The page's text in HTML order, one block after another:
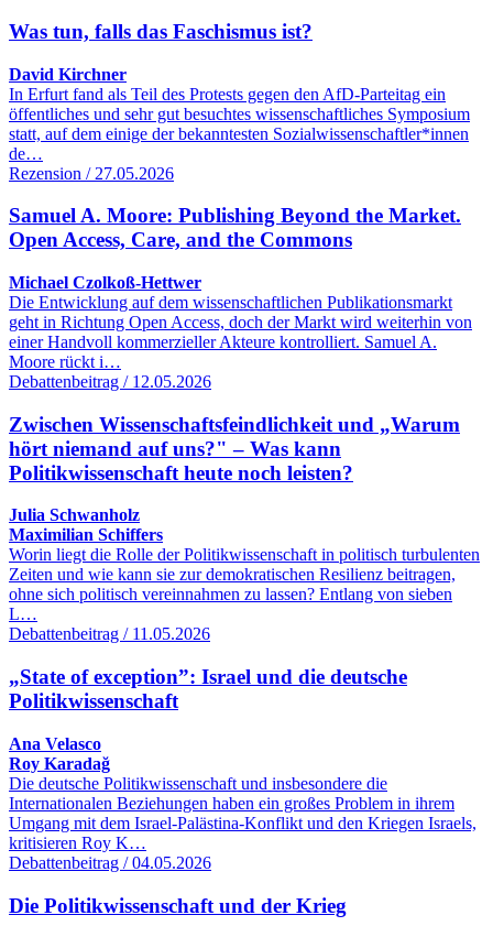
Was tun, falls das Faschismus ist?
David Kirchner
In Erfurt fand als Teil des Protests gegen den AfD-Parteitag ein
öffentliches und sehr gut besuchtes wissenschaftliches Symposium
statt, auf dem einige der bekanntesten Sozialwissenschaftler*innen
de…
Rezension / 27.05.2026
Samuel A. Moore: Publishing Beyond the Market.
Open Access, Care, and the Commons
Michael Czolkoß-Hettwer
Die Entwicklung auf dem wissenschaftlichen Publikationsmarkt
geht in Richtung Open Access, doch der Markt wird weiterhin von
einer Handvoll kommerzieller Akteure kontrolliert. Samuel A.
Moore rückt i…
Debattenbeitrag / 12.05.2026
Zwischen Wissenschaftsfeindlichkeit und „Warum
hört niemand auf uns?" – Was kann
Politikwissenschaft heute noch leisten?
Julia Schwanholz
Maximilian Schiffers
Worin liegt die Rolle der Politikwissenschaft in politisch turbulenten
Zeiten und wie kann sie zur demokratischen Resilienz beitragen,
ohne sich politisch vereinnahmen zu lassen? Entlang von sieben
L…
Debattenbeitrag / 11.05.2026
„State of exception”: Israel und die deutsche
Politikwissenschaft
Ana Velasco
Roy Karadağ
Die deutsche Politikwissenschaft und insbesondere die
Internationalen Beziehungen haben ein großes Problem in ihrem
Umgang mit dem Israel-Palästina-Konflikt und den Kriegen Israels,
kritisieren Roy K…
Debattenbeitrag / 04.05.2026
Die Politikwissenschaft und der Krieg